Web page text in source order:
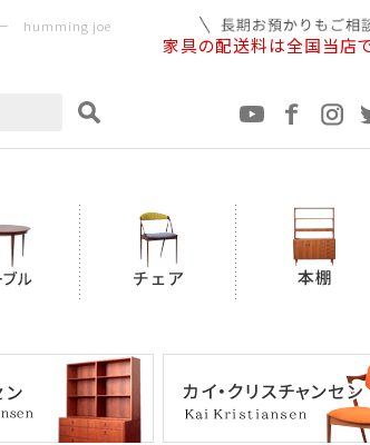
ョー humming joe
家具の配送料は全国当店